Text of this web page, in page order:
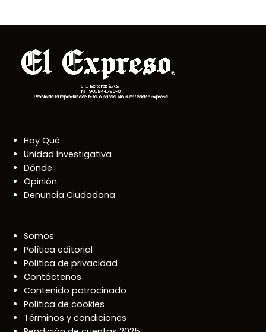
Hoy Qué
Unidad Investigativa
Dónde
Opinión
Denuncia Ciudadana
Somos
Política editorial
Política de privacidad
Contáctenos
Contenido patrocinado
Política de cookies
Términos y condiciones